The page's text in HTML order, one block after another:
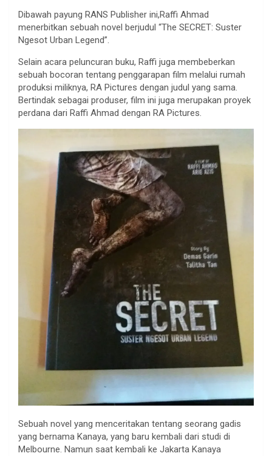
Dibawah payung RANS Publisher ini,Raffi Ahmad
menerbitkan sebuah novel berjudul “The SECRET: Suster
Ngesot Urban Legend”.
Selain acara peluncuran buku, Raffi juga membeberkan
sebuah bocoran tentang penggarapan film melalui rumah
produksi miliknya, RA Pictures dengan judul yang sama.
Bertindak sebagai produser, film ini juga merupakan proyek
perdana dari Raffi Ahmad dengan RA Pictures.
Sebuah novel yang menceritakan tentang seorang gadis
yang bernama Kanaya, yang baru kembali dari studi di
Melbourne. Namun saat kembali ke Jakarta Kanaya